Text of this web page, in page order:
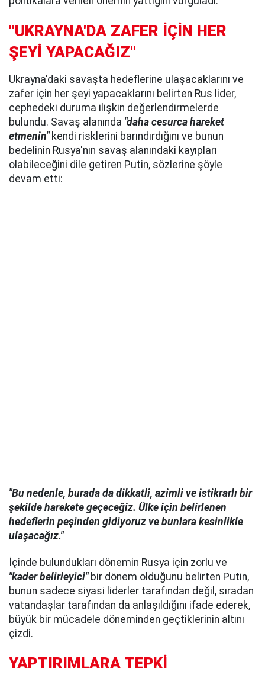
"UKRAYNA'DA ZAFER İÇİN HER
ŞEYİ YAPACAĞIZ"
Ukrayna'daki savaşta hedeflerine ulaşacaklarını ve
zafer için her şeyi yapacaklarını belirten Rus lider,
cephedeki duruma ilişkin değerlendirmelerde
bulundu. Savaş alanında "daha cesurca hareket
etmenin"kendi risklerini barındırdığını ve bunun
bedelinin Rusya'nın savaş alanındaki kayıpları
olabileceğini dile getiren Putin, sözlerine şöyle
devam etti:
"Bu nedenle, burada da dikkatli, azimli ve istikrarlı bir
şekilde harekete geçeceğiz. Ülke için belirlenen
hedeflerin peşinden gidiyoruz ve bunlara kesinlikle
ulaşacağız."
İçinde bulundukları dönemin Rusya için zorlu ve
"kader belirleyici"bir dönem olduğunu belirten Putin,
bunun sadece siyasi liderler tarafından değil, sıradan
vatandaşlar tarafından da anlaşıldığını ifade ederek,
büyük bir mücadele döneminden geçtiklerinin altını
çizdi.
YAPTIRIMLARA TEPKİ